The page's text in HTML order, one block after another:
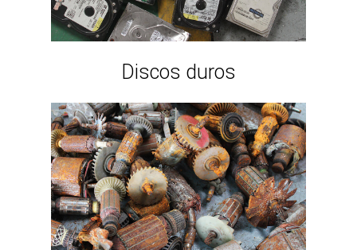
Discos duros